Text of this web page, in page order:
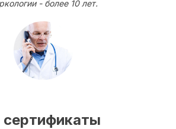
- более 10 лет.
сертификаты